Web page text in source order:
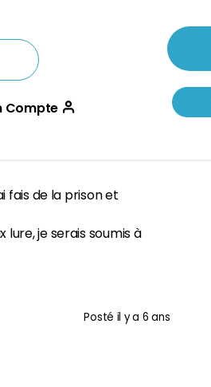
Compte
fais de la prison et
je serais soumis à
Posté il y a 6 ans